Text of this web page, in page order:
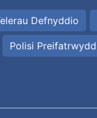
Defnyddio
Polisi Preifatrwydd